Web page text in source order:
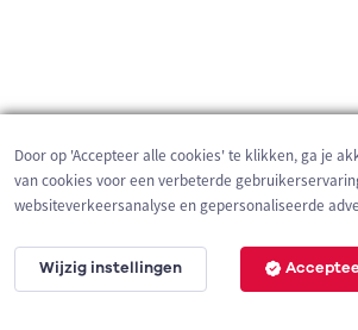
200 m
Door op 'Accepteer alle cookies' te klikken, ga je
van cookies voor een verbeterde
websiteverkeersanalyse en gepersonaliseerde
Wijzig instellingen